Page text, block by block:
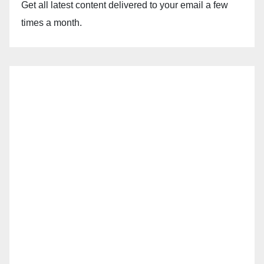
Get all latest content delivered to your email a few
times a month.